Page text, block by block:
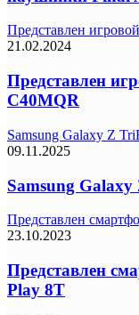
Представлен
21.02.2024
Представлен
C40MQR
Samsung Galaxy Z
09.11.2025
Samsung Galaxy
Представлен
23.10.2023
Представлен
Play 8T